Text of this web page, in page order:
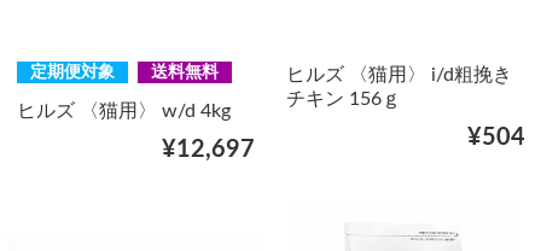
定期便対象 送料無料
ヒルズ 〈猫用〉 w/d 4kg
¥12,697
ヒルズ 〈猫用〉 i/d粗挽き
チキン 156ｇ
¥504